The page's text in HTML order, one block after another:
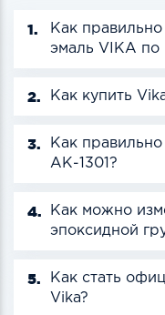
1.
Как правильно
эмаль VIKA по
2. Как купить
3.
Как
АК-1301?
4.
Как можно
эпоксидной
5.
Как стать
Vika?